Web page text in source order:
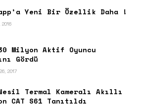
Yeni Bir Özellik Daha !
2016
30 Milyon Aktif Oyuncu
Gördü
2017
Termal Kameralı Akıllı
CAT S61 Tanıtıldı